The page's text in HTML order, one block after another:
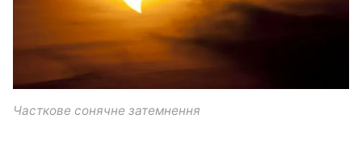
Часткове сонячне затемнення